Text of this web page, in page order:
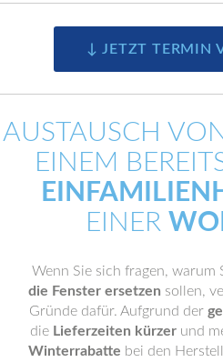
↓ JETZT TERMIN
AUSTAUSCH
EINEM
EINER
Wenn Sie sich fragen, warum
die Fenster ersetzen sollen,
Gründe dafür. Aufgrund der
die Lieferzeiten kürzerund
Winterrabatte bei den